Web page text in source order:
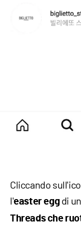
Cliccando
l'eastereggdi
Threads che